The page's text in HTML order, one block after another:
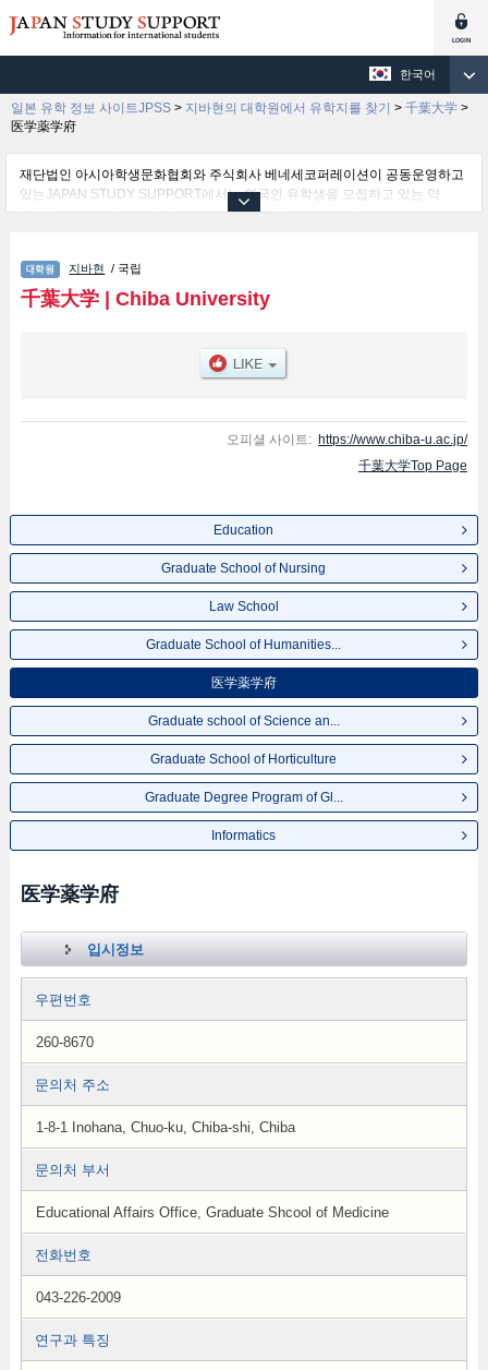
한국어
일본 유학 정보 사이트JPSS > 지바현의 대학원에서 유학지를 찾기 > 千葉大学 >
医学薬学府
재단법인 아시아학생문화협회와 주식회사 베네세코퍼레이션이 공동운영하고
있는JAPAN STUDY SUPPORT에서는 외국인 유학생을 모집하고 있는 약
1,300여 개의 대학・대학원・단기대학・전문학교의 정보를 게재하고 있습니
Graduate School of Nursing및Law School및Graduate School of Humanities
and Studies on Public Affairs및医学薬学府및Graduate school of Science
and Engineering, Chiba University (Science Field)및Graduate School of
Studies및Informatics 등의 연구과별 정보, 모집정원과 합격자수 등의 입시정
보, 시설안내, 교통정보 등 외국인 유학생에게 유익하고 필요한 정보를 게재하
지바현 / 국립
千葉大学| Chiba University
오피셜 사이트: https://www.chiba-u.ac.jp/
千葉大学Top Page
Education
Graduate School of Nursing
Law School
Graduate School of Humanities...
医学薬学府
Graduate school of Science an...
Graduate School of Horticulture
Graduate Degree Program of Gl...
Informatics
医学薬学府
입시정보
우편번호
260-8670
문의처 주소
1-8-1 Inohana, Chuo-ku, Chiba-shi, Chiba
문의처 부서
Educational Affairs Office, Graduate Shcool of Medicine
전화번호
043-226-2009
연구과 특징